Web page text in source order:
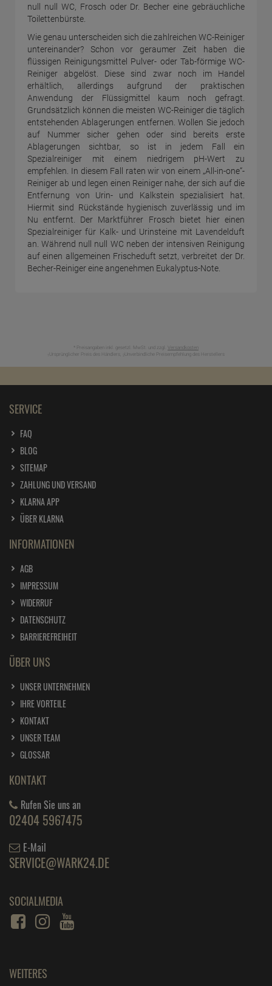
null null WC, Frosch oder Dr. Becher eine gebräuchliche
Toilettenbürste.
Wie genau unterscheiden sich die zahlreichen WC-Reiniger
untereinander? Schon vor geraumer Zeit haben die
flüssigen Reinigungsmittel Pulver- oder Tab-förmige WC-
Reiniger abgelöst. Diese sind zwar noch im Handel
erhältlich, allerdings aufgrund der praktischen
Anwendung der Flüssigmittel kaum noch gefragt.
Grundsätzlich können die meisten WC-Reiniger die täglich
entstehenden Ablagerungen entfernen. Wollen Sie jedoch
auf Nummer sicher gehen oder sind bereits erste
Ablagerungen sichtbar, so ist in jedem Fall ein
Spezialreiniger mit einem niedrigem pH-Wert zu
empfehlen. In diesem Fall raten wir von einem „All-in-one“-
Reiniger ab und legen einen Reiniger nahe, der sich auf die
Entfernung von Urin- und Kalkstein spezialisiert hat.
Hiermit sind Rückstände hygienisch zuverlässig und im
Nu entfernt. Der Marktführer Frosch bietet hier einen
Spezialreiniger für Kalk- und Urinsteine mit Lavendelduft
an. Während null null WC neben der intensiven Reinigung
auf einen allgemeinen Frischeduft setzt, verbreitet der Dr.
Becher-Reiniger eine angenehmen Eukalyptus-Note.
* Preisangaben inkl. gesetzl. MwSt. und zzgl. Versandkosten
Ursprünglicher Preis des Händlers, Unverbindliche Preisempfehlung des Herstellers
SERVICE
FAQ
BLOG
SITEMAP
ZAHLUNG UND VERSAND
KLARNA APP
ÜBER KLARNA
INFORMATIONEN
AGB
IMPRESSUM
WIDERRUF
DATENSCHUTZ
BARRIEREFREIHEIT
ÜBER UNS
UNSER UNTERNEHMEN
IHRE VORTEILE
KONTAKT
UNSER TEAM
GLOSSAR
KONTAKT
Rufen Sie uns an
02404 5967475
E-Mail
SERVICE@WARK24.DE
SOCIALMEDIA
WEITERES